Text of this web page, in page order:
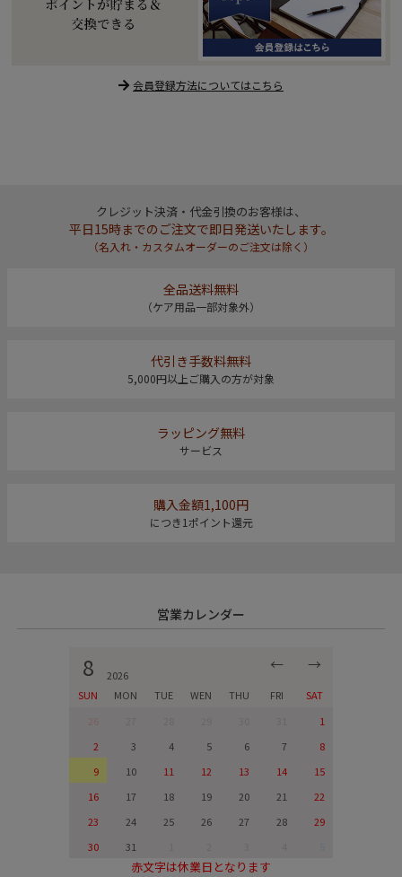
会員登録方法についてはこちら
クレジット決済・代金引換のお客様は、
平日15時までのご注文で即日発送いたします。
（名入れ・カスタムオーダーのご注文は除く）
全品送料無料
（ケア用品一部対象外）
代引き手数料無料
5,000円以上ご購入の方が対象
ラッピング無料
サービス
購入金額1,100円
につき1ポイント還元
営業カレンダー
8 2026
← →
SUN MON TUE WEN THU FRI
SAT
1
2
3 4 5 6 7
8
9
10 11 12 13 14
15
16
17 18 19 20 21
22
23
24 25 26 27 28
29
30
31
赤文字は休業日となります